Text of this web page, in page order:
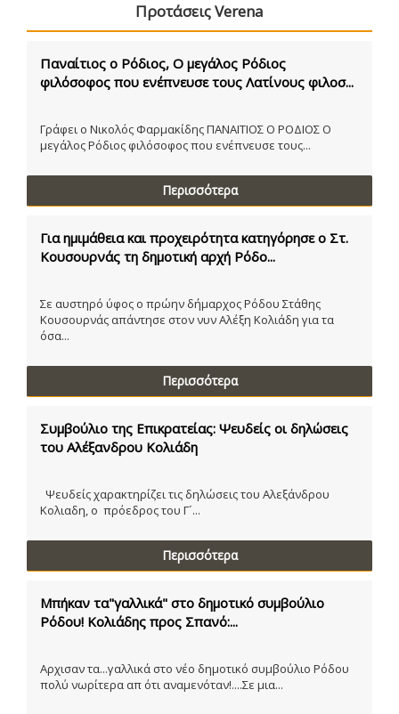
Προτάσεις Verena
Παναίτιος ο Ρόδιος, Ο μεγάλος Ρόδιος
φιλόσοφος που ενέπνευσε τους Λατίνους φιλοσ...
Γράφει ο Νικολός Φαρμακίδης ΠΑΝΑΙΤΙΟΣ Ο ΡΟΔΙΟΣ Ο
μεγάλος Ρόδιος φιλόσοφος που ενέπνευσε τους...
Περισσότερα
Για ημιμάθεια και προχειρότητα κατηγόρησε ο Στ.
Κουσουρνάς τη δημοτική αρχή Ρόδο...
Σε αυστηρό ύφος ο πρώην δήμαρχος Ρόδου Στάθης
Κουσουρνάς απάντησε στον νυν Αλέξη Κολιάδη για τα
όσα...
Περισσότερα
Συμβούλιο της Επικρατείας: Ψευδείς οι δηλώσεις
του Αλέξανδρου Κολιάδη
Ψευδείς χαρακτηρίζει τις δηλώσεις του Αλεξάνδρου
Κολιαδη, ο πρόεδρος του Γ´...
Περισσότερα
Μπήκαν τα"γαλλικά" στο δημοτικό συμβούλιο
Ρόδου! Κολιάδης προς Σπανό:...
Αρχισαν τα...γαλλικά στο νέο δημοτικό συμβούλιο Ρόδου
πολύ νωρίτερα απ ότι αναμενόταν!....Σε μια...